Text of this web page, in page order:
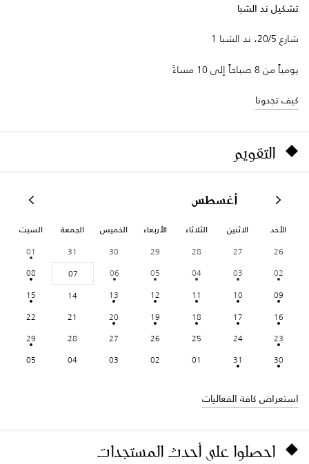
تشكيل ند الشبا
شارع 20/5، ند الشبا 1
يومياً من 8 صباحاً إلى 10 مساءً
كيف تجدونا
التقويم
أغسطس
الأحد الاثنين الثلاثاء الأربعاء الخميس الجمعة السبت
26
27
28
29
30
31
01
02
03
04
05
06
07
08
09
10
11
12
13
14
15
16
17
18
19
20
21
22
23
24
25
26
27
28
29
30
31
01
02
03
04
05
استعراض كافة الفعاليات
احصلوا على أحدث المستجدات